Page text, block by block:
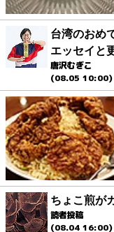
台湾のおめ
エッセイと
唐沢むぎこ
(08.05 10:00)
ちょこ煎が
読者投稿
(08.04 16:00)